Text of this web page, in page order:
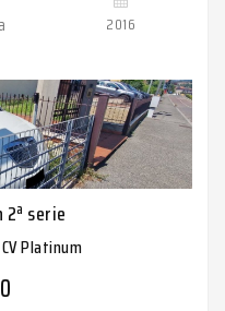
2016
2ª serie
Platinum